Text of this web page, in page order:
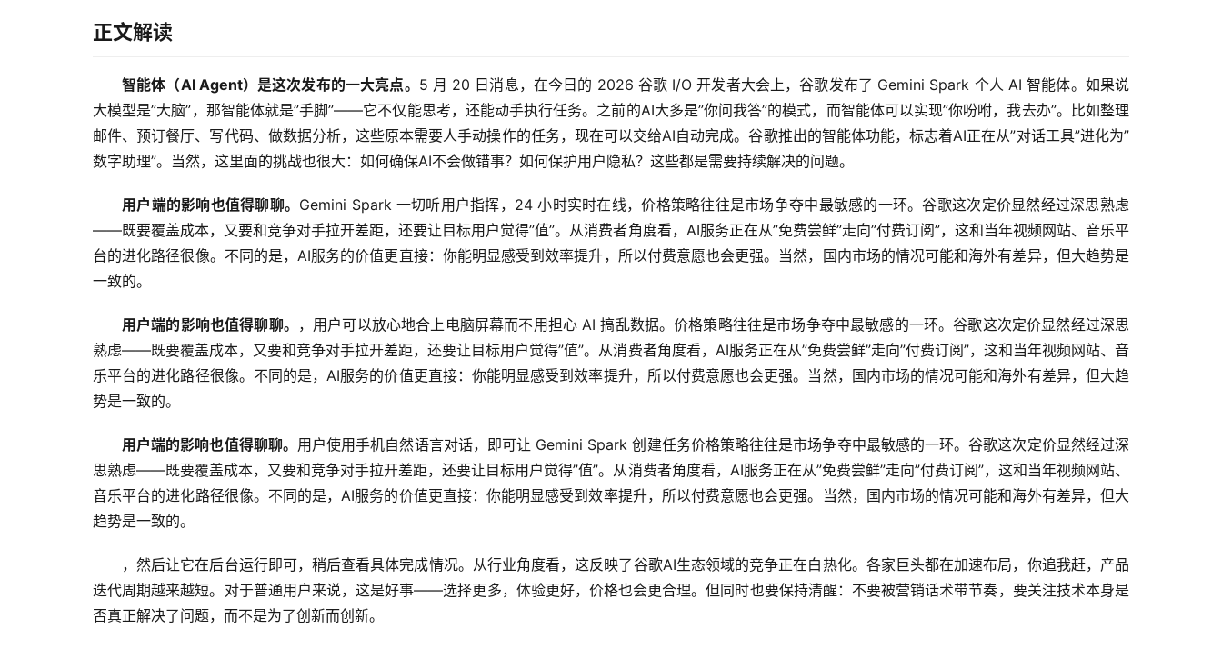
正文解读
智能体（AI Agent）是这次发布的一大亮点。 5 月 20 日消息，在今日的 2026 谷歌 I/O 开发者大会上，谷歌发布了 Gemini Spark 个人 AI 智能体。如果说
大模型是”大脑”，那智能体就是”手脚”——它不仅能思考，还能动手执行任务。之前的AI大多是”你问我答”的模式，而智能体可以实现”你吩咐，我去办”。比如整理
邮件、预订餐厅、写代码、做数据分析，这些原本需要人手动操作的任务，现在可以交给AI自动完成。谷歌推出的智能体功能，标志着AI正在从”对话工具”进化为”
数字助理”。当然，这里面的挑战也很大：如何确保AI不会做错事？如何保护用户隐私？这些都是需要持续解决的问题。
用户端的影响也值得聊聊。 Gemini Spark 一切听用户指挥，24 小时实时在线，价格策略往往是市场争夺中最敏感的一环。谷歌这次定价显然经过深思熟虑
——既要覆盖成本，又要和竞争对手拉开差距，还要让目标用户觉得”值”。从消费者角度看，AI服务正在从”免费尝鲜”走向”付费订阅”，这和当年视频网站、音乐平
台的进化路径很像。不同的是，AI服务的价值更直接：你能明显感受到效率提升，所以付费意愿也会更强。当然，国内市场的情况可能和海外有差异，但大趋势是
一致的。
用户端的影响也值得聊聊。 ，用户可以放心地合上电脑屏幕而不用担心 AI 搞乱数据。价格策略往往是市场争夺中最敏感的一环。谷歌这次定价显然经过深思
熟虑——既要覆盖成本，又要和竞争对手拉开差距，还要让目标用户觉得”值”。从消费者角度看，AI服务正在从”免费尝鲜”走向”付费订阅”，这和当年视频网站、音
乐平台的进化路径很像。不同的是，AI服务的价值更直接：你能明显感受到效率提升，所以付费意愿也会更强。当然，国内市场的情况可能和海外有差异，但大趋
势是一致的。
用户端的影响也值得聊聊。 用户使用手机自然语言对话，即可让 Gemini Spark 创建任务价格策略往往是市场争夺中最敏感的一环。谷歌这次定价显然经过深
思熟虑——既要覆盖成本，又要和竞争对手拉开差距，还要让目标用户觉得”值”。从消费者角度看，AI服务正在从”免费尝鲜”走向”付费订阅”，这和当年视频网站、
音乐平台的进化路径很像。不同的是，AI服务的价值更直接：你能明显感受到效率提升，所以付费意愿也会更强。当然，国内市场的情况可能和海外有差异，但大
趋势是一致的。
，然后让它在后台运行即可，稍后查看具体完成情况。从行业角度看，这反映了谷歌AI生态领域的竞争正在白热化。各家巨头都在加速布局，你追我赶，产品
迭代周期越来越短。对于普通用户来说，这是好事——选择更多，体验更好，价格也会更合理。但同时也要保持清醒：不要被营销话术带节奏，要关注技术本身是
否真正解决了问题，而不是为了创新而创新。